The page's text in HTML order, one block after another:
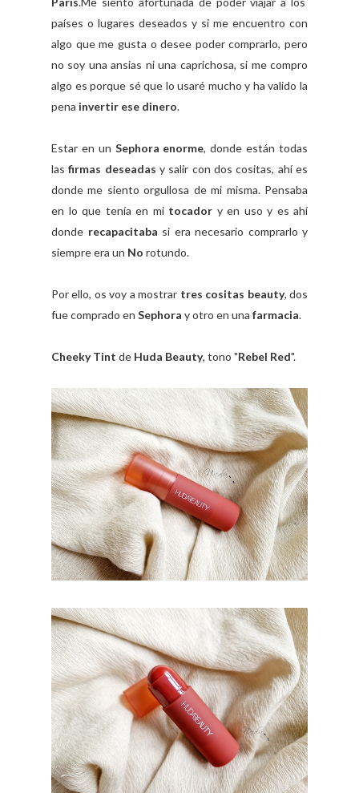
países o lugares deseados y si me encuentro con
algo que me gusta o desee poder comprarlo, pero
no soy una ansias ni una caprichosa, si me compro
algo es porque sé que lo usaré mucho y ha valido la
pena invertir ese dinero.
Estar en un Sephora enorme, donde están todas
las firmas deseadas y salir con dos cositas, ahí es
donde me siento orgullosa de mi misma. Pensaba
en lo que tenía en mitocador y en uso y es ahí
donde recapacitaba si era necesario comprarlo y
siempre era un No rotundo.
Por ello, os voy a mostrar tres cositas beauty, dos
fue comprado en Sephora y otro en una farmacia.
Cheeky Tint de Huda Beauty, tono "Rebel Red".